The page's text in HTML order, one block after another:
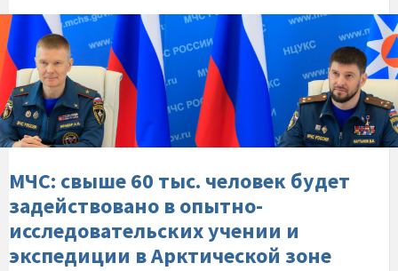
МЧС:-
свыше-60-
тыс.-
человек-
будет-
задействовано-
в-
опытно-
исследовательских-
учении-
и-
экспедиции-
МЧС: свыше 60 тыс. человек будет
задействовано в опытно-
исследовательских учении и
экспедиции в Арктической зоне